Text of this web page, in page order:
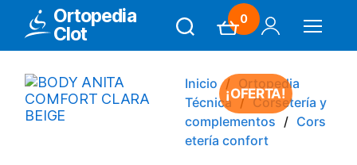
Ortopedia
Clot
0
Inicio
Ortopedia
Técnica
Corsetería y
complementos
Cors
etería confort
¡OFERTA!